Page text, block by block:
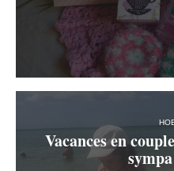
Vacances en